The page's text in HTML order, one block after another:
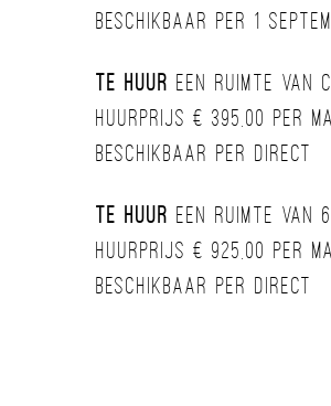
Beschikbaar per 1
Te huur een ruimte van
Huurprijs € 395,00 per
Beschikbaar per direct
Te huur een ruimte van
Huurprijs € 925,00 per
Beschikbaar per direct